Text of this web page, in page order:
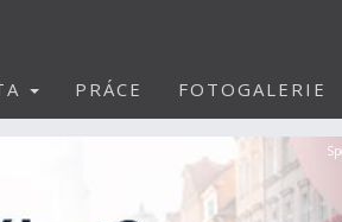
PRÁCE FOTOGALERIE